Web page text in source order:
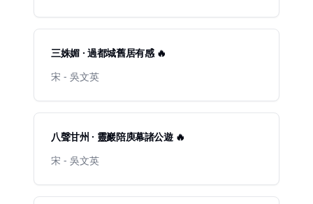
三姝媚 · 過都城舊居有感 🔥
宋 - 吳文英
八聲甘州 · 靈巖陪庾幕諸公遊 🔥
宋 - 吳文英